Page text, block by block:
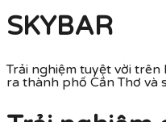
SKYBAR
Trải nghiệm tuyệt vời
ra thành phố Cần Thơ và